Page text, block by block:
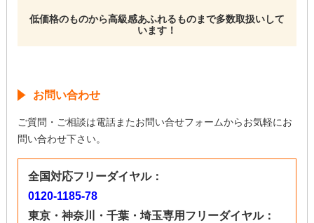
低価格のものから高級感あふれるものまで多数取扱いして
います！
お問い合わせ
ご質問・ご相談は電話またお問い合せフォームからお気軽にお
問い合わせ下さい。
全国対応フリーダイヤル：
0120-1185-78
東京・神奈川・千葉・埼玉専用フリーダイヤル：